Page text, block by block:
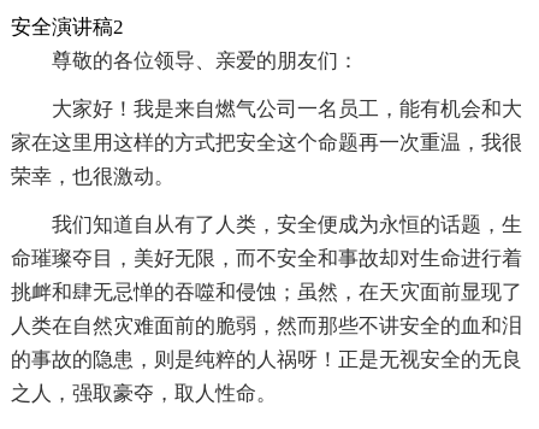
安全演讲稿2
尊敬的各位领导、亲爱的朋友们：
大家好！我是来自燃气公司一名员工，能有机会和大
家在这里用这样的方式把安全这个命题再一次重温，我很
荣幸，也很激动。
我们知道自从有了人类，安全便成为永恒的话题，生
命璀璨夺目，美好无限，而不安全和事故却对生命进行着
挑衅和肆无忌惮的吞噬和侵蚀；虽然，在天灾面前显现了
人类在自然灾难面前的脆弱，然而那些不讲安全的血和泪
的事故的隐患，则是纯粹的人祸呀！正是无视安全的无良
之人，强取豪夺，取人性命。